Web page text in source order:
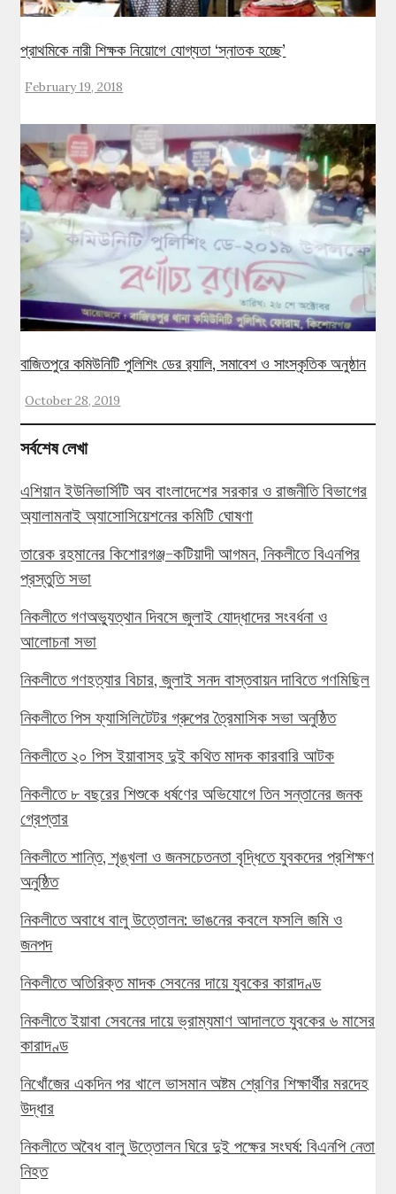
প্রাথমিকে নারী শিক্ষক নিয়োগে যোগ্যতা ‘স্নাতক হচ্ছে’
February 19, 2018
বাজিতপুরে কমিউনিটি পুলিশিং ডের র‌্যালি, সমাবেশ ও সাংস্কৃতিক অনুষ্ঠান
October 28, 2019
সর্বশেষ লেখা
এশিয়ান ইউনিভার্সিটি অব বাংলাদেশের সরকার ও রাজনীতি বিভাগের
অ্যালামনাই অ্যাসোসিয়েশনের কমিটি ঘোষণা
তারেক রহমানের কিশোরগঞ্জ-কটিয়াদী আগমন, নিকলীতে বিএনপির
প্রস্তুতি সভা
নিকলীতে গণঅভ্যুত্থান দিবসে জুলাই যোদ্ধাদের সংবর্ধনা ও
আলোচনা সভা
নিকলীতে গণহত্যার বিচার, জুলাই সনদ বাস্তবায়ন দাবিতে গণমিছিল
নিকলীতে পিস ফ্যাসিলিটেটর গ্রুপের ত্রৈমাসিক সভা অনুষ্ঠিত
নিকলীতে ২০ পিস ইয়াবাসহ দুই কথিত মাদক কারবারি আটক
নিকলীতে ৮ বছরের শিশুকে ধর্ষণের অভিযোগে তিন সন্তানের জনক
গ্রেপ্তার
নিকলীতে শান্তি, শৃঙ্খলা ও জনসচেতনতা বৃদ্ধিতে যুবকদের প্রশিক্ষণ
অনুষ্ঠিত
নিকলীতে অবাধে বালু উত্তোলন: ভাঙনের কবলে ফসলি জমি ও
জনপদ
নিকলীতে অতিরিক্ত মাদক সেবনের দায়ে যুবকের কারাদণ্ড
নিকলীতে ইয়াবা সেবনের দায়ে ভ্রাম্যমাণ আদালতে যুবকের ৬ মাসের
কারাদণ্ড
নিখোঁজের একদিন পর খালে ভাসমান অষ্টম শ্রেণির শিক্ষার্থীর মরদেহ
উদ্ধার
নিকলীতে অবৈধ বালু উত্তোলন ঘিরে দুই পক্ষের সংঘর্ষ: বিএনপি নেতা
নিহত